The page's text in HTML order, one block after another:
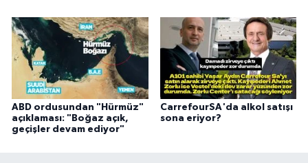
ABD ordusundan "Hürmüz"
açıklaması: "Boğaz açık,
geçişler devam ediyor"
CarrefourSA'da alkol satışı
sona eriyor?